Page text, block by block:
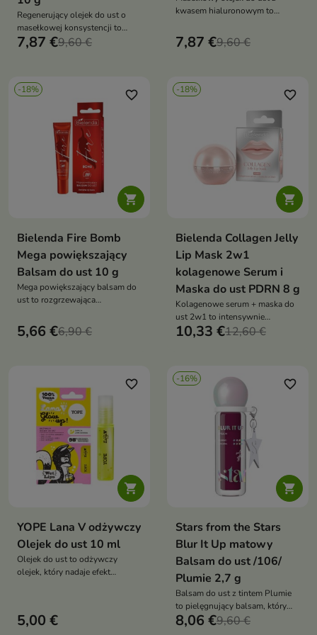
Regenerujący olejek do ust o
masełkowej konsystencji to
intensywna pielęgnacja, która
7,87 €9,60 €
kwasem hialuronowym to
pielęgnacja, która wygładza,
zmiękcza i nadaje ustom szklisty
7,87 €9,60 €
-18%

favorite_border
Bielenda Fire Bomb
Mega powiększający
Balsam do ust 10 g
Mega powiększający balsam do
ust to rozgrzewająca
optycznie powiększa usta,
wygładza je i nadaje im
5,66 €6,90 €
-18%

favorite_border
Bielenda Collagen Jelly
Lip Mask 2w1
kolagenowe Serum i
Maska do ust PDRN 8 g
Kolagenowe serum + maska do
ust 2w1 to intensywnie
regenerująca kuracja, która
użycia
10,33 €12,60 €

favorite_border
YOPE Lana V odżywczy
Olejek do ust 10 ml
Olejek do ust to odżywczy
olejek, który nadaje efekt
5,00 €
-16%

favorite_border
Stars from the Stars
Blur It Up matowy
Balsam do ust /106/
Plumie 2,7 g
Balsam do ust z tintem Plumie
to pielęgnujący balsam, który
nadaje ustom subtelny,
8,06 €9,60 €